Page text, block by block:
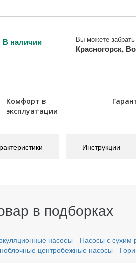
В наличии Вы можете
Красногорск,
Комфорт в
эксплуатации
Инструкции
в подборках
насосы Насосы с сухим
центробежные насосы